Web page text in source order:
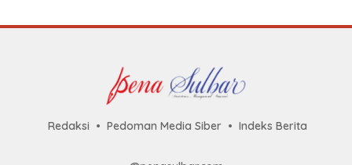
Redaksi Pedoman Media Siber Indeks Berita